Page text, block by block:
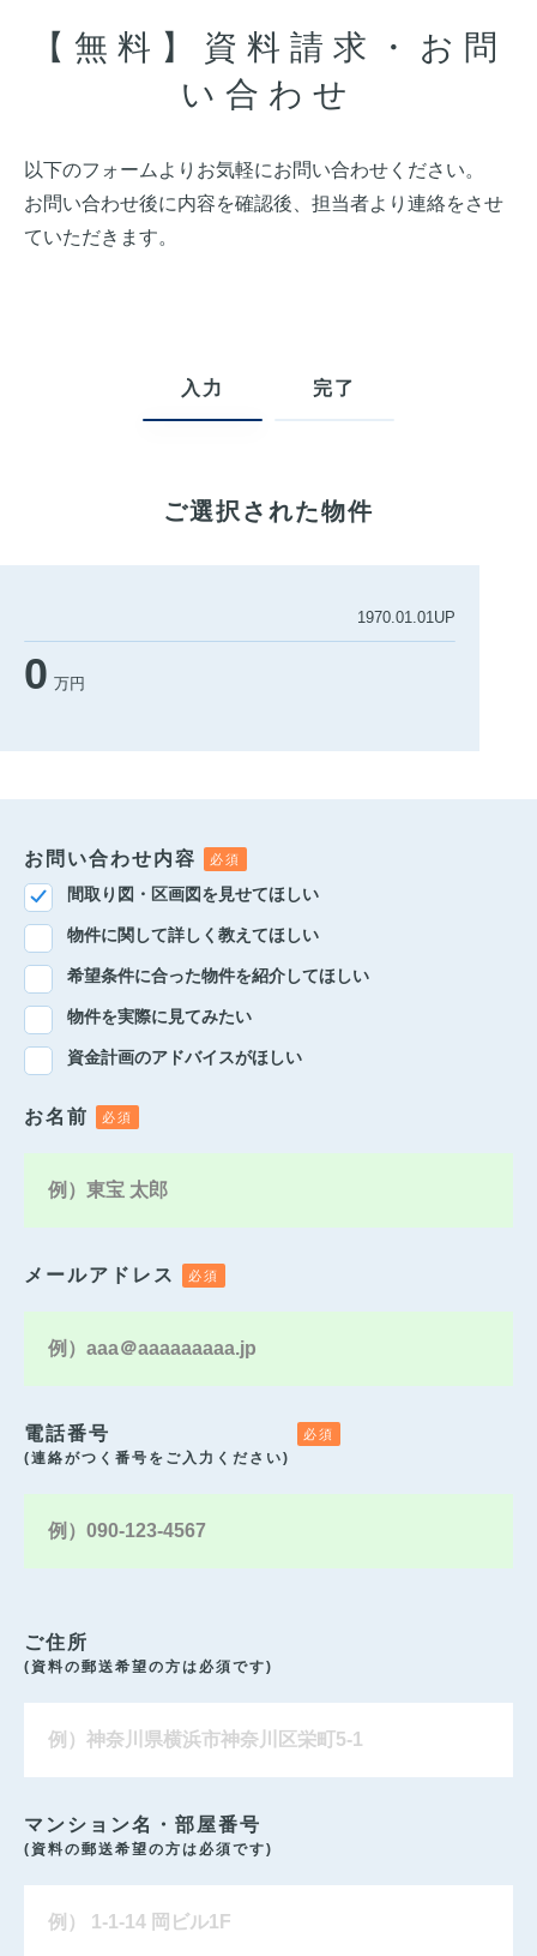
【無料】資料請求・お問
い合わせ
以下のフォームよりお気軽にお問い合わせください。
お問い合わせ後に内容を確認後、担当者より連絡をさせ
ていただきます。
入力 完了
ご選択された物件
1970.01.01UP
0 万円
お問い合わせ内容
間取り図・区画図を見せてほしい
物件に関して詳しく教えてほしい
希望条件に合った物件を紹介してほしい
物件を実際に見てみたい
資金計画のアドバイスがほしい
お名前
メールアドレス
電話番号
(連絡がつく番号をご入力ください)
ご住所
(資料の郵送希望の方は必須です)
マンション名・部屋番号
(資料の郵送希望の方は必須です)